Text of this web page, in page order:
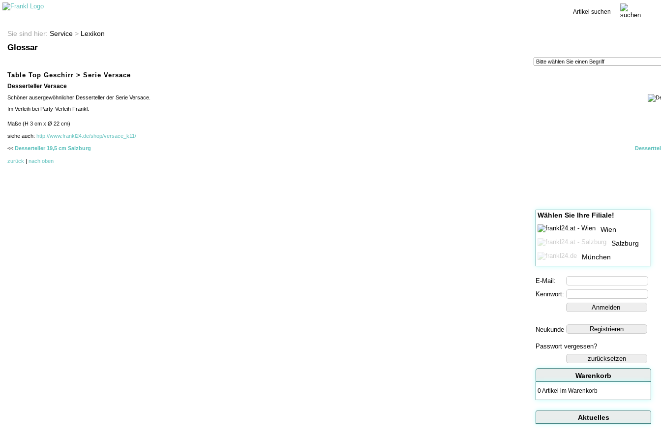
Sie sind hier: Service > Lexikon
Glossar
Table Top Geschirr > Serie Versace
Desserteller Versace
Schöner ausergewöhnlicher Desserteller der Serie Versace.
Im Verleih bei Party-Verleih Frankl.
Maße (H 3 cm x Ø 22 cm)
siehe auch: http://www.frankl24.de/shop/versace_k11/
<< Desserteller 19,5 cm Salzburg
zurück | nach oben
Wählen Sie Ihre Filiale!
Wien
Salzburg
München
E-Mail:
Kennwort:
Neukunde
Passwort vergessen?
zurücksetzen
Warenkorb
0 Artikel im Warenkorb
Aktuelles